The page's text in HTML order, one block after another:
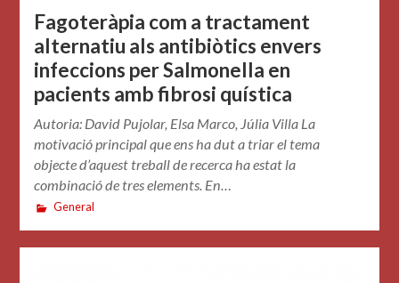
Fagoteràpia com a tractament
alternatiu als antibiòtics envers
infeccions per Salmonella en
pacients amb fibrosi quística
Autoria: David Pujolar, Elsa Marco, Júlia Villa La
motivació principal que ens ha dut a triar el tema
objecte d’aquest treball de recerca ha estat la
combinació de tres elements. En…
General